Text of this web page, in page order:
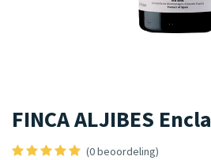
FINCA ALJIBES
(0 beoordeling)